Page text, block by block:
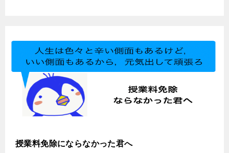
授業料免除にならなかった君へ